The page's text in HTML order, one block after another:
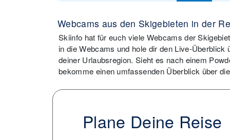
Webcams aus den Skigebieten in der
Skiinfo hat für euch viele Webcams der
in die Webcams und hole dir den Live-
deiner Urlaubsregion. Sieht es nach einem
bekomme einen umfassenden Überblick über
Plane Deine Reise